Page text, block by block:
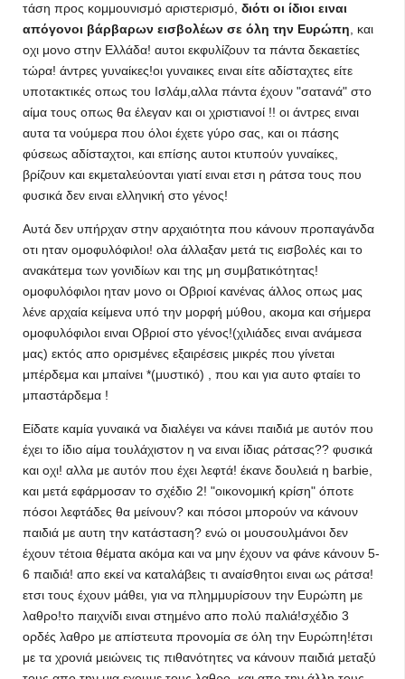
τάση προς κομμουνισμό αριστερισμό, διότι οι ίδιοι ειναι
απόγονοι βάρβαρων εισβολέων σε όλη την Ευρώπη , και
οχι μονο στην Ελλάδα! αυτοι εκφυλίζουν τα πάντα δεκαετίες
τώρα! άντρες γυναίκες!οι γυναικες ειναι είτε αδίσταχτες είτε
υποτακτικές οπως του Ισλάμ,αλλα πάντα έχουν "σατανά" στο
αίμα τους οπως θα έλεγαν και οι χριστιανοί !! οι άντρες ειναι
αυτα τα νούμερα που όλοι έχετε γύρο σας, και οι πάσης
φύσεως αδίσταχτοι, και επίσης αυτοι κτυπούν γυναίκες,
βρίζουν και εκμεταλεύονται γιατί ειναι ετσι η ράτσα τους που
φυσικά δεν ειναι ελληνική στο γένος!
Αυτά δεν υπήρχαν στην αρχαιότητα που κάνουν προπαγάνδα
οτι ηταν ομοφυλόφιλοι! ολα άλλαξαν μετά τις εισβολές και το
ανακάτεμα των γονιδίων και της μη συμβατικότητας!
ομοφυλόφιλοι ηταν μονο οι Οβριοί κανένας άλλος οπως μας
λένε αρχαία κείμενα υπό την μορφή μύθου, ακομα και σήμερα
ομοφυλόφιλοι ειναι Οβριοί στο γένος!(χιλιάδες ειναι ανάμεσα
μας) εκτός απο ορισμένες εξαιρέσεις μικρές που γίνεται
μπέρδεμα και μπαίνει *(μυστικό) , που και για αυτο φταίει το
μπαστάρδεμα !
Είδατε καμία γυναικά να διαλέγει να κάνει παιδιά με αυτόν που
έχει το ίδιο αίμα τουλάχιστον η να ειναι ίδιας ράτσας?? φυσικά
και οχι! αλλα με αυτόν που έχει λεφτά! έκανε δουλειά η barbie,
και μετά εφάρμοσαν το σχέδιο 2! "οικονομική κρίση" όποτε
πόσοι λεφτάδες θα μείνουν? και πόσοι μπορούν να κάνουν
παιδιά με αυτη την κατάσταση? ενώ οι μουσουλμάνοι δεν
έχουν τέτοια θέματα ακόμα και να μην έχουν να φάνε κάνουν 5-
6 παιδιά! απο εκεί να καταλάβεις τι αναίσθητοι ειναι ως ράτσα!
ετσι τους έχουν μάθει, για να πλημμυρίσουν την Ευρώπη με
λαθρο!το παιχνίδι ειναι στημένο απο πολύ παλιά!σχέδιο 3
ορδές λαθρο με απίστευτα προνομία σε όλη την Ευρώπη!έτσι
με τα χρονιά μειώνεις τις πιθανότητες να κάνουν παιδιά μεταξύ